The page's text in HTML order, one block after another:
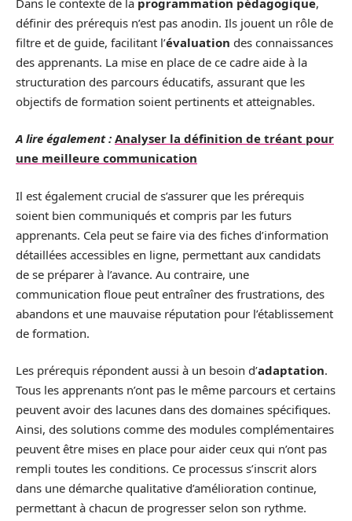
définir des prérequis n’est pas anodin. Ils jouent un rôle de
filtre et de guide, facilitant l’évaluation des connaissances
des apprenants. La mise en place de ce cadre aide à la
structuration des parcours éducatifs, assurant que les
objectifs de formation soient pertinents et atteignables.
A lire également : Analyser la définition de tréant pour
une meilleure communication
Il est également crucial de s’assurer que les prérequis
soient bien communiqués et compris par les futurs
apprenants. Cela peut se faire via des fiches d’information
détaillées accessibles en ligne, permettant aux candidats
de se préparer à l’avance. Au contraire, une
communication floue peut entraîner des frustrations, des
abandons et une mauvaise réputation pour l’établissement
de formation.
Les prérequis répondent aussi à un besoin d’adaptation.
Tous les apprenants n’ont pas le même parcours et certains
peuvent avoir des lacunes dans des domaines spécifiques.
Ainsi, des solutions comme des modules complémentaires
peuvent être mises en place pour aider ceux qui n’ont pas
rempli toutes les conditions. Ce processus s’inscrit alors
dans une démarche qualitative d’amélioration continue,
permettant à chacun de progresser selon son rythme.